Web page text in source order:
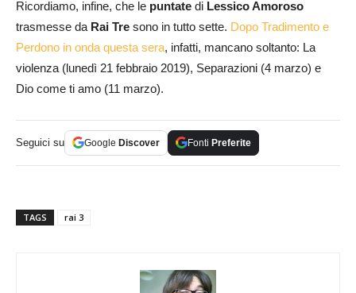
Ricordiamo, infine, che le puntate di Lessico Amoroso
trasmesse da Rai Tre sono in tutto sette. Dopo Tradimento e
Perdono in onda questa sera, infatti, mancano soltanto: La
violenza (lunedì 21 febbraio 2019), Separazioni (4 marzo) e
Dio come ti amo (11 marzo).
Seguici su Google Discover Fonti Preferite
TAGS rai 3